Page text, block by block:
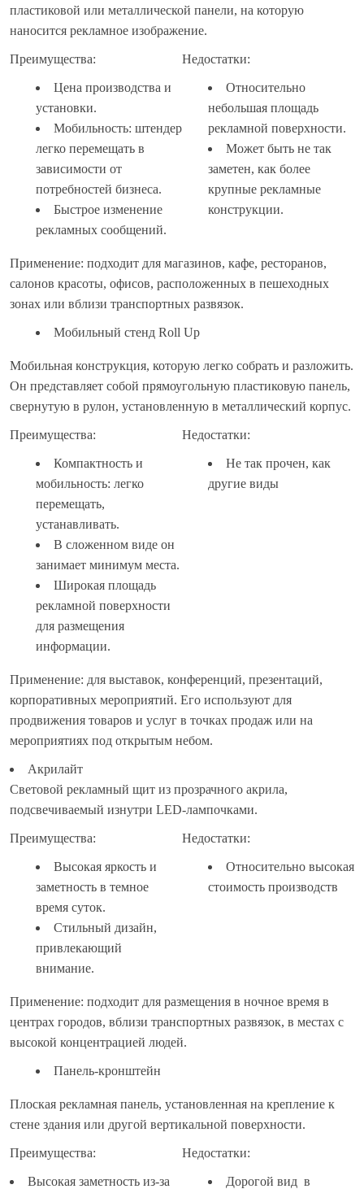
пластиковой или металлической панели, на которую
наносится рекламное изображение.
Преимущества:
Цена производства и
установки.
Мобильность: штендер
легко перемещать в
зависимости от
потребностей бизнеса.
Быстрое изменение
рекламных сообщений.
Недостатки:
Относительно
небольшая площадь
рекламной поверхности.
Может быть не так
заметен, как более
крупные рекламные
конструкции.
Применение: подходит для магазинов, кафе, ресторанов,
салонов красоты, офисов, расположенных в пешеходных
зонах или вблизи транспортных развязок.
Мобильный стенд Roll Up
Мобильная конструкция, которую легко собрать и разложить.
Он представляет собой прямоугольную пластиковую панель,
свернутую в рулон, установленную в металлический корпус.
Преимущества:
Компактность и
мобильность: легко
перемещать,
устанавливать.
В сложенном виде он
занимает минимум места.
Широкая площадь
рекламной поверхности
для размещения
информации.
Недостатки:
Не так прочен, как
другие виды
Применение: для выставок, конференций, презентаций,
корпоративных мероприятий. Его используют для
продвижения товаров и услуг в точках продаж или на
мероприятиях под открытым небом.
Акрилайт
Световой рекламный щит из прозрачного акрила,
подсвечиваемый изнутри LED-лампочками.
Преимущества:
Высокая яркость и
заметность в темное
время суток.
Стильный дизайн,
привлекающий
внимание.
Недостатки:
Относительно высокая
стоимость производств
Применение: подходит для размещения в ночное время в
центрах городов, вблизи транспортных развязок, в местах с
высокой концентрацией людей.
Панель-кронштейн
Плоская рекламная панель, установленная на крепление к
стене здания или другой вертикальной поверхности.
Преимущества:
Высокая заметность из-за
Недостатки:
Дорогой вид в